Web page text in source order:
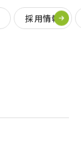
採用情報